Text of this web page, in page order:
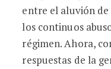
entre el aluvión
los continuos
régimen. Ahora,
respuestas de la